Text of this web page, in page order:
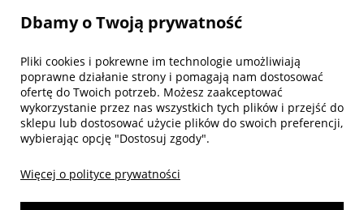
Biuro obsługi klienta
Dbamy o Twoją prywatność
Pliki cookies i pokrewne im technologie umożliwiają
poprawne działanie strony i pomagają nam dostosować
ofertę do Twoich potrzeb. Możesz zaakceptować
wykorzystanie przez nas wszystkich tych plików i przejść do
sklepu lub dostosować użycie plików do swoich preferencji,
wybierając opcję "Dostosuj zgody".
Więcej o polityce prywatności